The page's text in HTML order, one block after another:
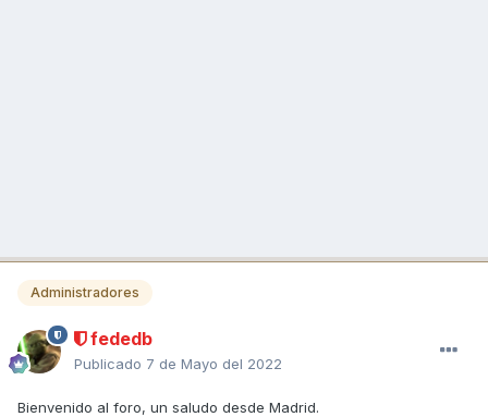
Administradores
fededb
Publicado 7 de Mayo del 2022
Bienvenido al foro, un saludo desde Madrid.